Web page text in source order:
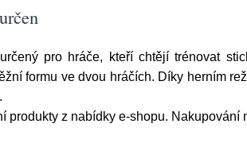
pro hráče, kteří chtějí trénovat
formu ve dvou hráčích. Díky herním
produkty z nabídky e-shopu.